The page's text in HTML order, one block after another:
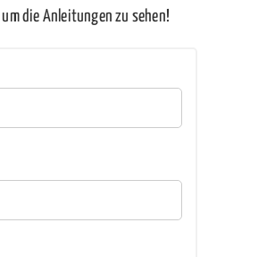
die Anleitungen zu sehen!